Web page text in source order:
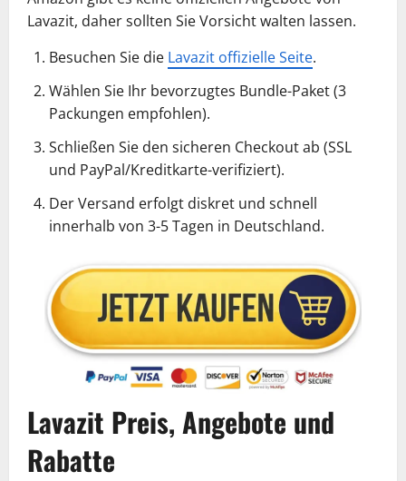
Lavazit, daher sollten Sie Vorsicht walten lassen.
Besuchen Sie die Lavazit offizielle Seite.
Wählen Sie Ihr bevorzugtes Bundle-Paket (3
Packungen empfohlen).
Schließen Sie den sicheren Checkout ab (SSL
und PayPal/Kreditkarte-verifiziert).
Der Versand erfolgt diskret und schnell
innerhalb von 3-5 Tagen in Deutschland.
Lavazit Preis, Angebote und
Rabatte